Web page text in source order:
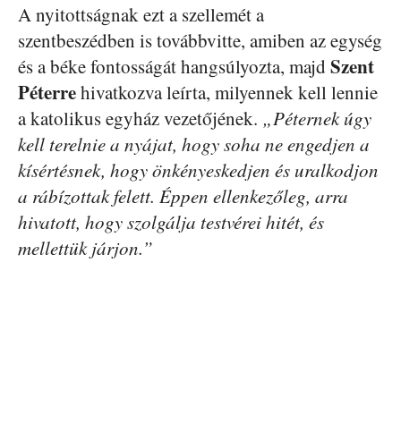
A nyitottságnak ezt a szellemét a
szentbeszédben is továbbvitte, amiben az egység
és a béke fontosságát hangsúlyozta, majd Szent
Péterrehivatkozva leírta, milyennek kell lennie
a katolikus egyház vezetőjének. „Péternek úgy
kell terelnie a nyájat, hogy soha ne engedjen a
kísértésnek, hogy önkényeskedjen és uralkodjon
a rábízottak felett. Éppen ellenkezőleg, arra
hivatott, hogy szolgálja testvérei hitét, és
mellettük járjon.”